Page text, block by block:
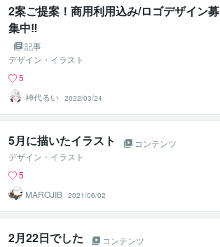
2案ご提案！商用利用込み/ロゴデザイン募
集中‼
記事
デザイン・イラスト
5
神代るい 2022/03/24
5月に描いたイラスト
コンテンツ
デザイン・イラスト
5
MAROJIB 2021/06/02
2月22日でした
コンテンツ